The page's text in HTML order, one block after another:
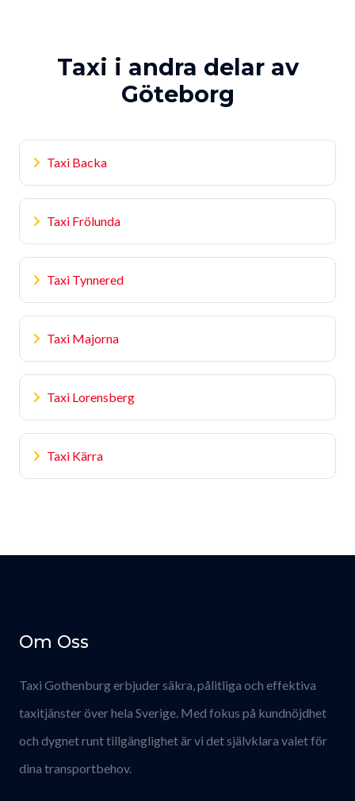
Taxi i andra delar av
Göteborg
Taxi Backa
Taxi Frölunda
Taxi Tynnered
Taxi Majorna
Taxi Lorensberg
Taxi Kärra
Om Oss
Taxi Gothenburg erbjuder säkra, pålitliga och effektiva
taxitjänster över hela Sverige. Med fokus på kundnöjdhet
och dygnet runt tillgänglighet är vi det självklara valet för
dina transportbehov.